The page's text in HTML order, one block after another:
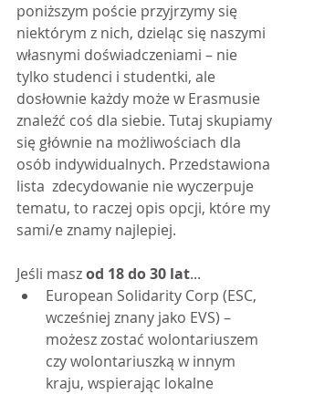
poniższym poście przyjrzymy się
niektórym z nich, dzieląc się naszymi
własnymi doświadczeniami – nie
tylko studenci i studentki, ale
dosłownie każdy może w Erasmusie
znaleźć coś dla siebie. Tutaj skupiamy
się głównie na możliwościach dla
osób indywidualnych. Przedstawiona
lista  zdecydowanie nie wyczerpuje
tematu, to raczej opis opcji, które my
sami/e znamy najlepiej.
Jeśli masz od 18 do 30 lat...
European Solidarity Corp (ESC,
wcześniej znany jako EVS) –
możesz zostać wolontariuszem
czy wolontariuszką w innym
kraju, wspierając lokalne